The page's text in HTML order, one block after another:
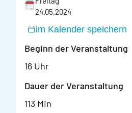
24.05.2024
im Kalender speichern
Beginn der Veranstaltung
16 Uhr
Dauer der Veranstaltung
113 Min